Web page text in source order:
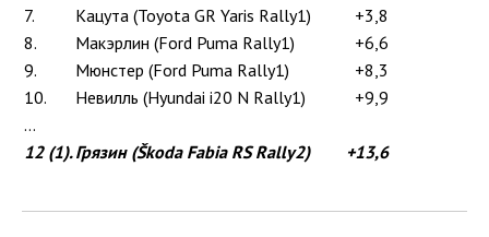
7.
Кацута (Toyota GR Yaris Rally1)
+3,8
8.
Макэрлин (Ford Puma Rally1)
+6,6
9.
Мюнстер (Ford Puma Rally1)
+8,3
10.
Невилль (Hyundai i20 N Rally1)
+9,9
...
12 (1).Грязин (Škoda Fabia RS Rally2) +13,6